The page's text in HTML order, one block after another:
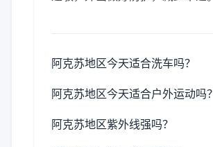
阿克苏地区今天适合洗车吗？
阿克苏地区今天适合户外运动吗？
阿克苏地区紫外线强吗？